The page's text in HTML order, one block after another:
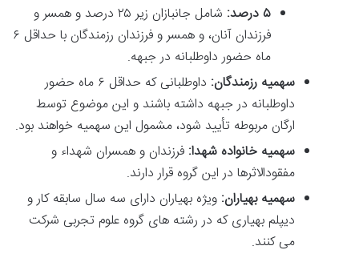
۵ درصد:
شامل جانبازان زیر ۲۵ درصد و همسر و
فرزندان آنان، و همسر و فرزندان رزمندگان با حداقل ۶
ماه حضور داوطلبانه در جبهه.
سهمیه رزمندگان:
داوطلبانی که حداقل ۶ ماه حضور
داوطلبانه در جبهه داشته باشند و این موضوع توسط
ارگان مربوطه تأیید شود، مشمول این سهمیه خواهند بود.
سهمیه خانواده شهدا: فرزندان و همسران شهداء و
مفقودالاثرها در این گروه قرار دارند.
سهمیه بهیاران: ویژه بهیاران دارای سه سال سابقه کار و
دیپلم بهیاری که در رشته های گروه علوم تجربی شرکت
می کنند.